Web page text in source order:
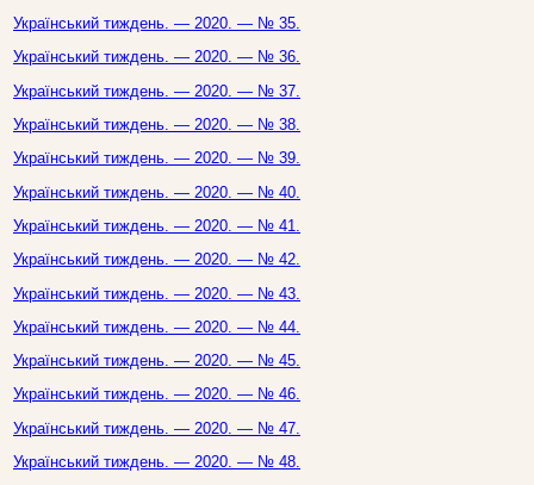
Український тиждень. — 2020. — № 35.
Український тиждень. — 2020. — № 36.
Український тиждень. — 2020. — № 37.
Український тиждень. — 2020. — № 38.
Український тиждень. — 2020. — № 39.
Український тиждень. — 2020. — № 40.
Український тиждень. — 2020. — № 41.
Український тиждень. — 2020. — № 42.
Український тиждень. — 2020. — № 43.
Український тиждень. — 2020. — № 44.
Український тиждень. — 2020. — № 45.
Український тиждень. — 2020. — № 46.
Український тиждень. — 2020. — № 47.
Український тиждень. — 2020. — № 48.